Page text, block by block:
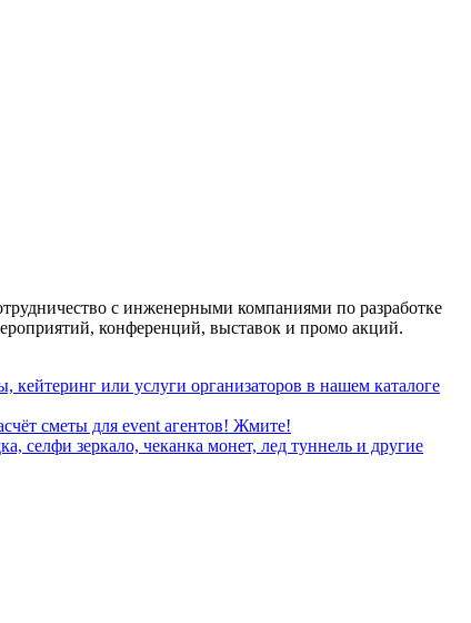
с инженерными компаниями по разработке
конференций, выставок и промо акций.
или услуги организаторов в нашем каталоге
сметы для event агентов! Жмите!
селфи зеркало, чеканка монет, лед туннель и другие